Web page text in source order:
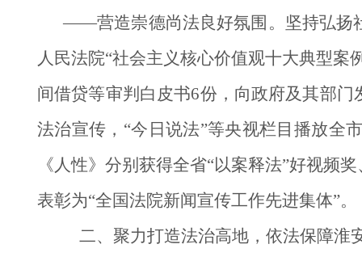
——营造崇德尚法良好氛围。坚持弘扬
人民法院“社会主义核心价值观十大典型
间借贷等审判白皮书6份，向政府及其部
法治宣传，“今日说法”等央视栏目播放全
《人性》分别获得全省“以案释法”好视频
表彰为“全国法院新闻宣传工作先进集体”。
二、聚力打造法治高地，依法保障淮